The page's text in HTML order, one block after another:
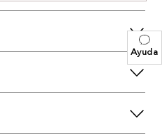
Ayuda